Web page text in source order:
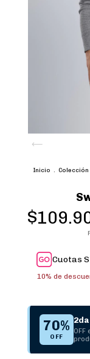
Inicio . Colección
Cuotas
10% de
70%
OFF
OFF